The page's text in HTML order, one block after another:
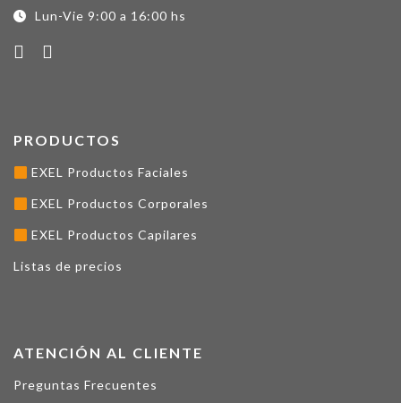
Lun-Vie 9:00 a 16:00 hs
PRODUCTOS
EXEL Productos Faciales
EXEL Productos Corporales
EXEL Productos Capilares
Listas de precios
ATENCIÓN AL CLIENTE
Preguntas Frecuentes